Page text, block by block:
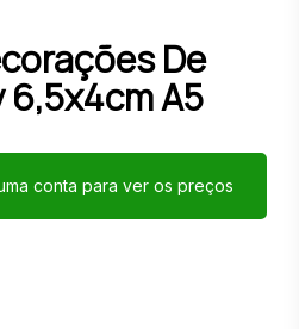
De
6,5x4cm A5
conta para ver os preços